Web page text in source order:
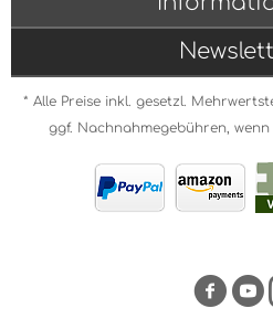
* Alle Preise inkl. gesetzl.
ggf. Nachnahmegebühren,